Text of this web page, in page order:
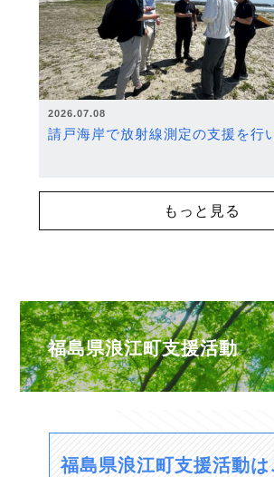
2026.07.08
請戸海岸で放射線測定の支援を行
もっと見る
福島県浪江町支援活動
福島県浪江町支援活動は